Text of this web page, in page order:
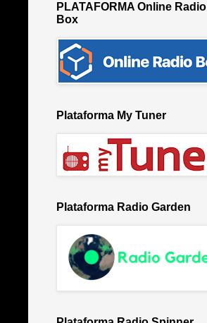
PLATAFORMA Online Radio
Box
Plataforma My Tuner
Plataforma Radio Garden